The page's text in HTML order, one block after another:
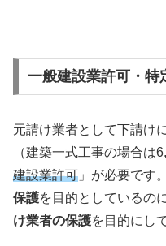
一般建設業許可・特
元請け業者として下請け
（建築一式工事の場合は
建設業許可 」が必要です
保護を目的としているの
け業者の保護を目的にし